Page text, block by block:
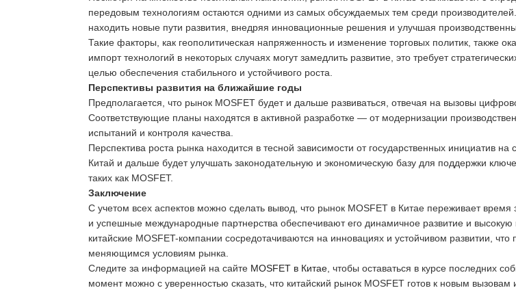
передовым технологиям остаются одними из самых обсуждаемых тем среди
находить новые пути развития, внедряя инновационные решения и улучшая
Такие факторы, как геополитическая напряженность и изменение торговых политик, также
импорт технологий в некоторых случаях могут замедлить развитие, это требует
целью обеспечения стабильного и устойчивого роста.
Перспективы развития на ближайшие годы
Предполагается, что рынок MOSFET будет и дальше развиваться, отвечая на вызовы
Соответствующие планы находятся в активной разработке — от модернизации
испытаний и контроля качества.
Перспектива роста рынка находится в тесной зависимости от государственных инициатив
Китай и дальше будет улучшать законодательную и экономическую базу для поддержки
таких как MOSFET.
Заключение
С учетом всех аспектов можно сделать вывод, что рынок MOSFET в Китае переживает
и успешные международные партнерства обеспечивают его динамичное развитие и
китайские MOSFET-компании сосредотачиваются на инновациях и устойчивом развитии,
меняющимся условиям рынка.
Следите за информацией на сайте MOSFET в Китае , чтобы оставаться в курсе последних
момент можно с уверенностью сказать, что китайский рынок MOSFET готов к новым